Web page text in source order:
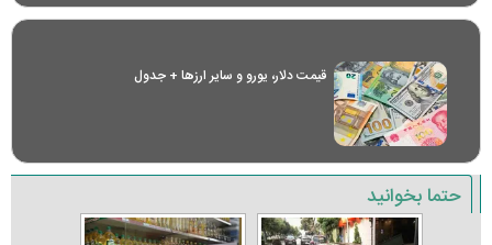
قیمت دلار، یورو و سایر ارز‌ها + جدول
حتما بخوانید